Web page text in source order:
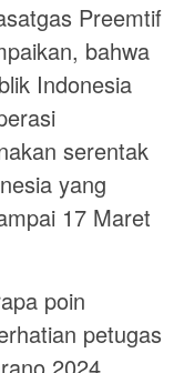
Preemtif
bahwa
Indonesia
serentak
yang
17 Maret
poin
petugas